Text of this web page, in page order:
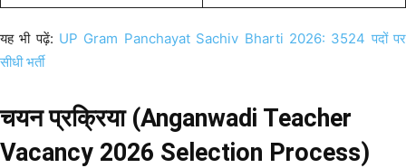
यह भी पढ़ें: UP Gram Panchayat Sachiv Bharti 2026: 3524 पदों पर
सीधी भर्ती
चयन प्रक्रिया (Anganwadi Teacher
Vacancy 2026 Selection Process)